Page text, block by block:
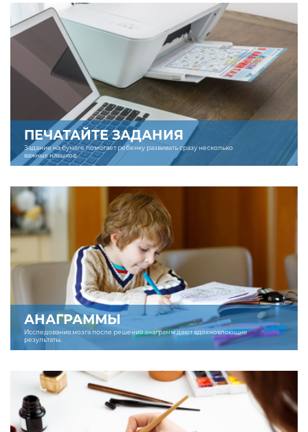
ПЕЧАТАЙТЕ ЗАДАНИЯ
Задание на бумаге помогает ребенку развивать сразу несколько
важных навыков.
АНАГРАММЫ
Исследования мозга после решения анаграмм дают вдохновляющие
результаты.